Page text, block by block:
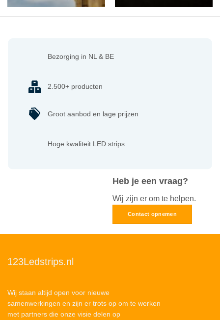
Heb je een vraag?
Wij zijn er om te helpen.
Contact opnemen
Bezorging in NL & BE
2.500+ producten
Groot aanbod en lage prijzen
Hoge kwaliteit LED strips
123Ledstrips.nl
Wij staan altijd open voor nieuwe
samenwerkingen en zijn er trots op om te werken
met partners die onze visie delen op